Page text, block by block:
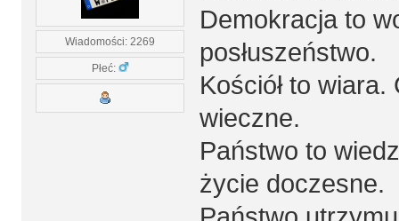
Wiadomości: 2269
Płeć:
Demokracja to
posłuszeństwo.
Kościół to
wieczne.
Państwo to
życie doczesne.